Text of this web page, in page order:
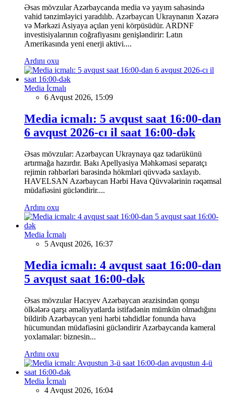
Əsas mövzular Azərbaycanda media və yayım sahəsində
vahid tənzimləyici yaradılıb. Azərbaycan Ukraynanın Xəzərə
və Mərkəzi Asiyaya açılan yeni körpüsüdür. ARDNF
investisiyalarının coğrafiyasını genişləndirir: Latın
Amerikasında yeni enerji aktivi....
Ardını oxu
Media İcmalı
6 Avqust 2026, 15:09
Media icmalı: 5 avqust saat 16:00-dan
6 avqust 2026-cı il saat 16:00-dək
Əsas mövzular: Azərbaycan Ukraynaya qaz tədarükünü
artırmağa hazırdır. Bakı Apellyasiya Məhkəməsi separatçı
rejimin rəhbərləri barəsində hökmləri qüvvədə saxlayıb.
HAVELSAN Azərbaycan Hərbi Hava Qüvvələrinin rəqəmsal
müdafiəsini gücləndirir....
Ardını oxu
Media İcmalı
5 Avqust 2026, 16:37
Media icmalı: 4 avqust saat 16:00-dan
5 avqust saat 16:00-dək
Əsas mövzular Hacıyev Azərbaycan ərazisindən qonşu
ölkələrə qarşı əməliyyatlarda istifadənin mümkün olmadığını
bildirib Azərbaycan yeni hərbi təhdidlər fonunda hava
hücumundan müdafiəsini gücləndirir Azərbaycanda kameral
yoxlamalar: biznesin...
Ardını oxu
Media İcmalı
4 Avqust 2026, 16:04